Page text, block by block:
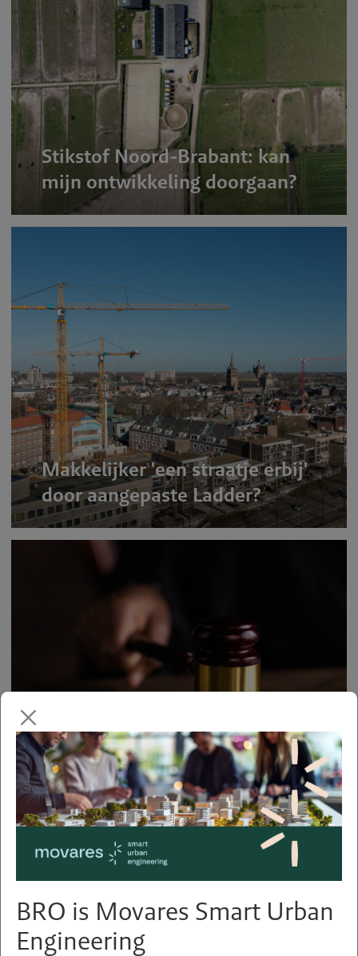
Stikstof Noord-Brabant: kan
mijn ontwikkeling doorgaan?
Makkelijker 'een straatje erbij'
door aangepaste Ladder?
Dienstenrichtlijn: niet voor
iedereen een bezwaar
BRO is Movares Smart Urban
Engineering